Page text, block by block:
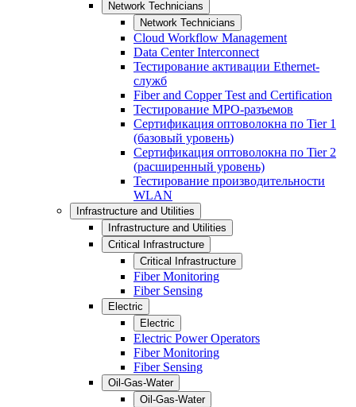
Network Technicians
Network Technicians
Cloud Workflow Management
Data Center Interconnect
Тестирование активации Ethernet-
служб
Fiber and Copper Test and Certification
Тестирование МРО-разъемов
Сертификация оптоволокна по Tier 1
(базовый уровень)
Сертификация оптоволокна по Tier 2
(расширенный уровень)
Тестирование производительности
WLAN
Infrastructure and Utilities
Infrastructure and Utilities
Critical Infrastructure
Critical Infrastructure
Fiber Monitoring
Fiber Sensing
Electric
Electric
Electric Power Operators
Fiber Monitoring
Fiber Sensing
Oil-Gas-Water
Oil-Gas-Water